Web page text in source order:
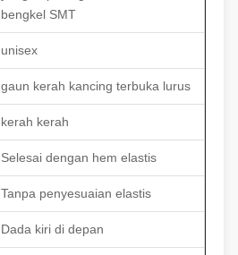
bengkel SMT
unisex
gaun kerah kancing terbuka lurus
kerah kerah
Selesai dengan hem elastis
Tanpa penyesuaian elastis
Dada kiri di depan